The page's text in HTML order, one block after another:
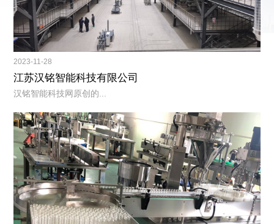
2023-11-28
江苏汉铭智能科技有限公司
汉铭智能科技网原创的...